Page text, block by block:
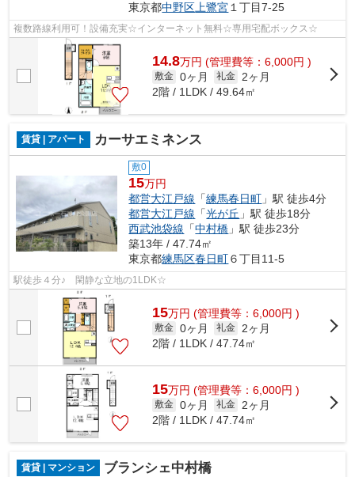
東京都中野区上鷺宮１丁目7-25
複数路線利用可！設備充実☆インターネット無料☆専用宅配ボックス☆
14.8万円 (管理費等：6,000円 )
敷金 0ヶ月 礼金
2ヶ月
2階 / 1LDK / 49.64㎡
賃貸 | アパート カーサエミネンス
敷0
15万円
都営大江戸線 「練馬春日町 」駅 徒歩4分
都営大江戸線 「光が丘 」駅 徒歩18分
西武池袋線 「中村橋 」駅 徒歩23分
築13年 / 47.74㎡
東京都練馬区春日町６丁目11-5
駅徒歩４分♪ 閑静な立地の1LDK☆
15万円 (管理費等：6,000円 )
敷金 0ヶ月 礼金
2ヶ月
2階 / 1LDK / 47.74㎡
15万円 (管理費等：6,000円 )
敷金 0ヶ月 礼金
2ヶ月
2階 / 1LDK / 47.74㎡
賃貸 | マンション ブランシェ中村橋